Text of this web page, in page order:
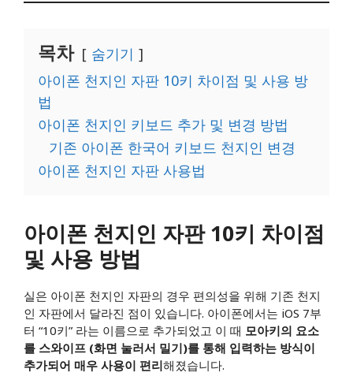
목차
숨기기
아이폰 천지인 자판 10키 차이점 및 사용 방
법
​아이폰 천지인 키보드 추가 및 변경 방법
기존 아이폰 한국어 키보드 천지인 변경
아이폰 천지인 자판 사용법
아이폰 천지인 자판 10키 차이점
및 사용 방법
실은 아이폰 천지인 자판의 경우 편의성을 위해 기존 천지
인 자판에서 달라진 점이 있습니다. 아이폰에서는 iOS 7부
터 “10키” 라는 이름으로 추가되었고 이 때 모아키의 요소
를 스와이프 (화면 눌러서 밀기)를 통해 입력하는 방식이
추가되어 매우 사용이 편리해졌습니다.